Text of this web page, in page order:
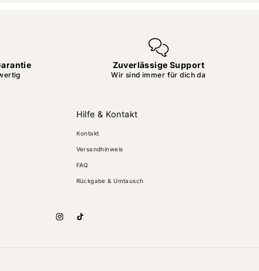
Zuverlässige Support
Wir sind immer für dich da
Hilfe & Kontakt
Kontakt
Versandhinweis
FAQ
Rückgabe & Umtausch
InstagramTikTok